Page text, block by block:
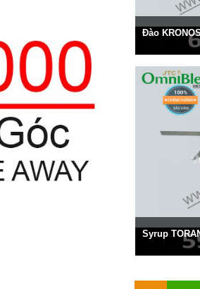
Đào
- RHODES
- HOSEN
- ALCURNIA
-
Syrup